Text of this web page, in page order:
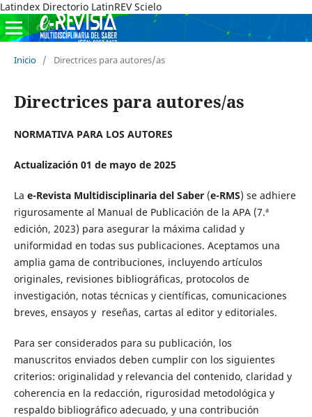
Latindex Directorio LatinREV Scielo
Inicio / Directrices para autores/as
Directrices para autores/as
NORMATIVA PARA LOS AUTORES
Actualización 01 de mayo de 2025
La e-Revista Multidisciplinaria del Saber(e-RMS) se adhiere
rigurosamente al Manual de Publicación de la APA (7.ª
edición, 2023) para asegurar la máxima calidad y
uniformidad en todas sus publicaciones. Aceptamos una
amplia gama de contribuciones, incluyendo artículos
originales, revisiones bibliográficas, protocolos de
investigación, notas técnicas y científicas, comunicaciones
breves, ensayos y reseñas, cartas al editor y editoriales.
Para ser considerados para su publicación, los
manuscritos enviados deben cumplir con los siguientes
criterios: originalidad y relevancia del contenido, claridad y
coherencia en la redacción, rigurosidad metodológica y
respaldo bibliográfico adecuado, y una contribución